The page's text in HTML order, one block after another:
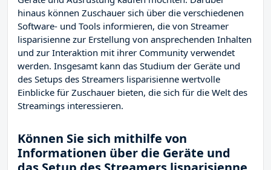
hinaus können Zuschauer sich über die verschiedenen
Software- und Tools informieren, die von Streamer
lisparisienne zur Erstellung von ansprechenden Inhalten
und zur Interaktion mit ihrer Community verwendet
werden. Insgesamt kann das Studium der Geräte und
des Setups des Streamers lisparisienne wertvolle
Einblicke für Zuschauer bieten, die sich für die Welt des
Streamings interessieren.
Können Sie sich mithilfe von
Informationen über die Geräte und